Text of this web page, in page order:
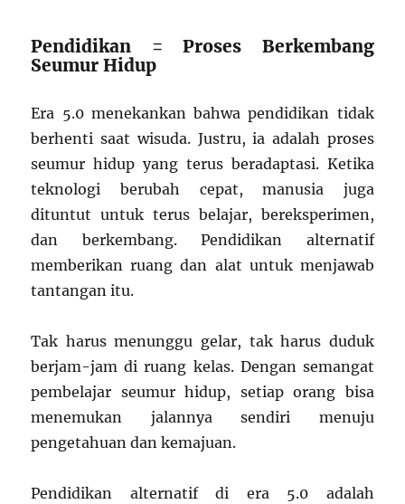
Pendidikan = Proses Berkembang
Seumur Hidup
Era 5.0 menekankan bahwa pendidikan tidak
berhenti saat wisuda. Justru, ia adalah proses
seumur hidup yang terus beradaptasi. Ketika
teknologi berubah cepat, manusia juga
dituntut untuk terus belajar, bereksperimen,
dan berkembang. Pendidikan alternatif
memberikan ruang dan alat untuk menjawab
tantangan itu.
Tak harus menunggu gelar, tak harus duduk
berjam-jam di ruang kelas. Dengan semangat
pembelajar seumur hidup, setiap orang bisa
menemukan jalannya sendiri menuju
pengetahuan dan kemajuan.
Pendidikan alternatif di era 5.0 adalah